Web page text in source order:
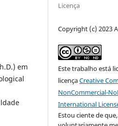
em
Licença
Copyright (c) 2023
Este trabalho está
licençaCreative
NonCommercial-
International
Estou ciente de